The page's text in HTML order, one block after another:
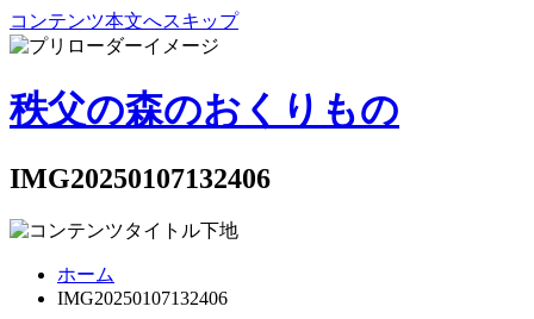
コンテンツ本文へスキップ
秩父の森のおくりもの
IMG20250107132406
ホーム
IMG20250107132406